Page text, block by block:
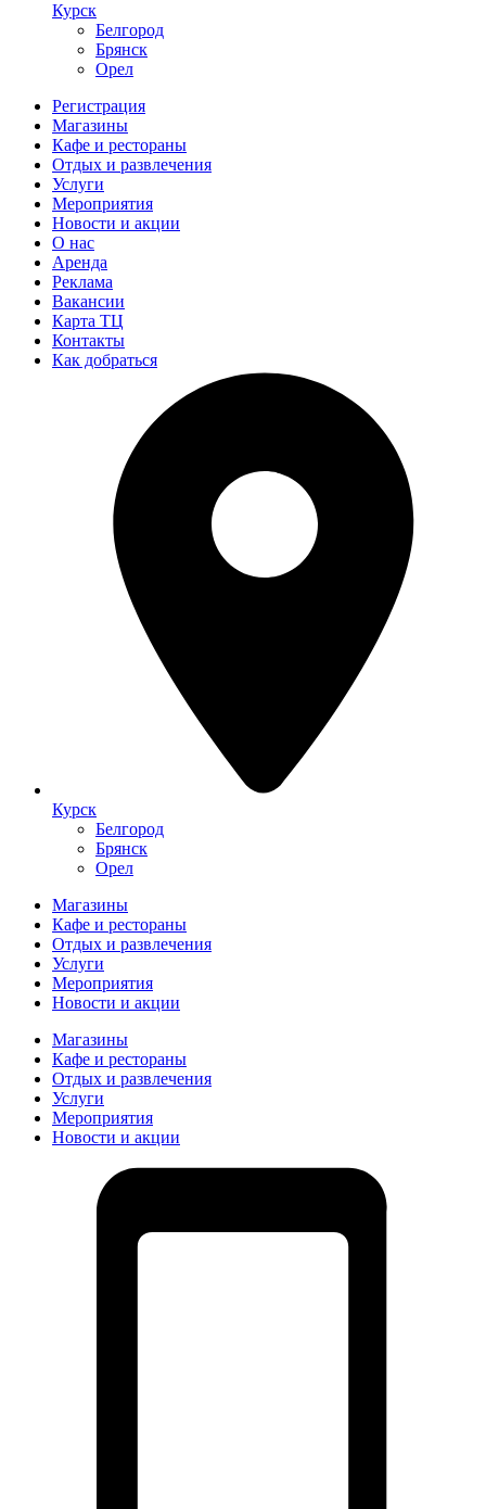
Курск
Белгород
Брянск
Орел
Регистрация
Магазины
Кафе и рестораны
Отдых и развлечения
Услуги
Мероприятия
Новости и акции
О нас
Аренда
Реклама
Вакансии
Карта ТЦ
Контакты
Как добраться
Курск
Белгород
Брянск
Орел
Магазины
Кафе и рестораны
Отдых и развлечения
Услуги
Мероприятия
Новости и акции
Магазины
Кафе и рестораны
Отдых и развлечения
Услуги
Мероприятия
Новости и акции